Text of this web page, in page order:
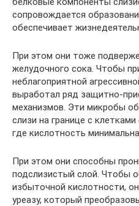
сопровождается
обеспечивает
При этом они тоже
желудочного сока. Чтобы
неблагоприятной
выработал ряд защитно-
механизмов. Эти микробы
слизи на границе с
где кислотность
При этом они способны
подслизистый слой. Чтобы
избыточной кислотности,
уреазу, который